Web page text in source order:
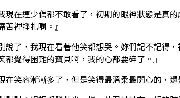
現在連少偶都不敢看了，初期的眼神狀態是真
苦裡掙扎啊。』
說了，我現在看著他笑都想哭。妳們記不記得
都覺得困難的寶貝啊，我的心都要碎了。』
在笑容漸漸多了，但是笑得最溫柔最開心的，